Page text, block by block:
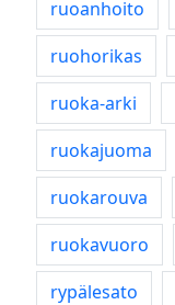
ruoanhoito
ruohorikas
ruoka-arki
ruokajuoma
ruokarouva
ruokavuoro
rypälesato